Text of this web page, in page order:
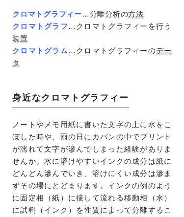
クロマトグラフィー…分離分析の方法
クロマトグラフ …クロマトグラフィーを行う
装置
クロマトグラム …クロマトグラフィーのデー
タ
身近なクロマトグラフィー
ノートやメモ用紙に書いた文字の上に水をこ
ぼした時や、雨の日にカバンの中でプリント
が濡れて文字が滲んでしまった経験がありま
せんか。水に溶けやすいインクの成分は紙に
どんどん滲んでいき、溶けにくい成分は滲ま
ずその場にとどまります。インクの例のよう
に固定相（紙）に接して流れる移動相（水）
に試料（インク）を性質によって分離するこ